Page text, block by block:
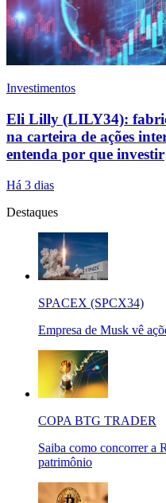
Investimentos
Eli Lilly (LILY34):
na carteira de ações
entenda por que investir
Há 3 dias
Destaques
SPACEX (SPCX34)
Empresa de Musk vê
COPA BTG TRADER
Saiba como concorrer a
patrimônio